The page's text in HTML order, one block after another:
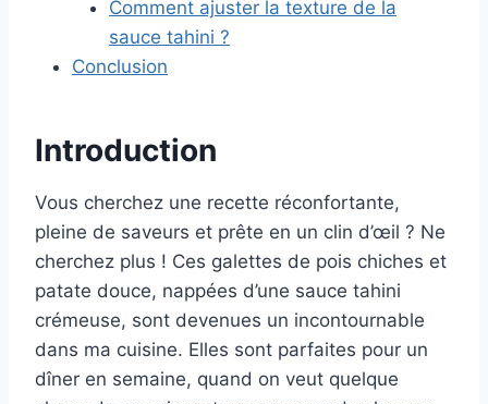
Comment ajuster la texture de la
sauce tahini ?
Conclusion
Introduction
Vous cherchez une recette réconfortante,
pleine de saveurs et prête en un clin d’œil ? Ne
cherchez plus ! Ces galettes de pois chiches et
patate douce, nappées d’une sauce tahini
crémeuse, sont devenues un incontournable
dans ma cuisine. Elles sont parfaites pour un
dîner en semaine, quand on veut quelque